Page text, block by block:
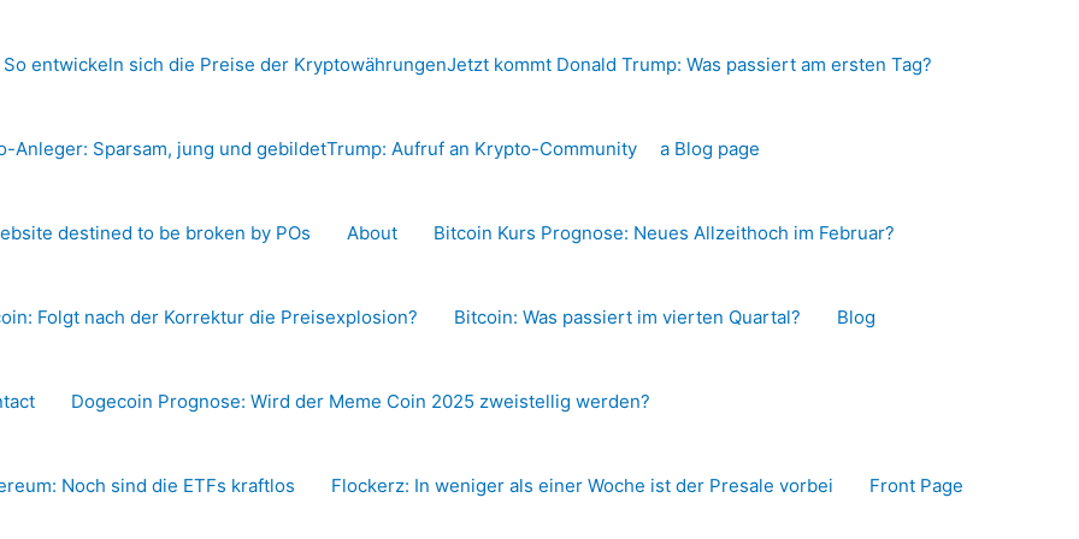
So entwickeln sich die Preise der KryptowährungenJetzt kommt Donald Trump: Was passiert am ersten Tag?
Anleger: Sparsam, jung und gebildetTrump: Aufruf an Krypto-Community a Blog page
destined to be broken by POs About Bitcoin Kurs Prognose: Neues Allzeithoch im Februar?
Folgt nach der Korrektur die Preisexplosion? Bitcoin: Was passiert im vierten Quartal? Blog
Dogecoin Prognose: Wird der Meme Coin 2025 zweistellig werden?
Noch sind die ETFs kraftlos Flockerz: In weniger als einer Woche ist der Presale vorbei Front Page